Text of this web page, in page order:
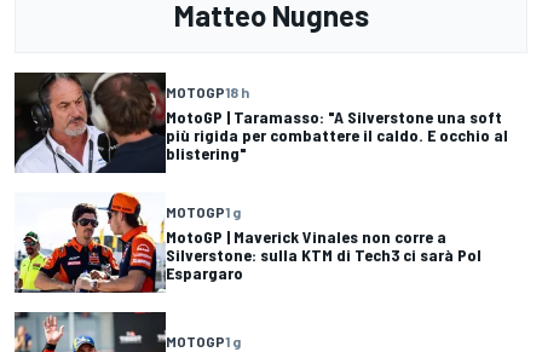
Matteo Nugnes
MOTOGP18 h
MotoGP | Taramasso: "A Silverstone una soft
più rigida per combattere il caldo. E occhio al
blistering"
MOTOGP1 g
MotoGP | Maverick Vinales non corre a
Silverstone: sulla KTM di Tech3 ci sarà Pol
Espargaro
MOTOGP1 g